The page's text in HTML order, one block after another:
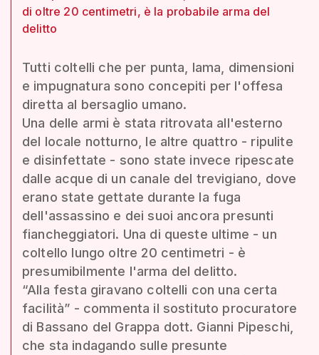
di oltre 20 centimetri, è la probabile arma del
delitto
Tutti coltelli che per punta, lama, dimensioni
e impugnatura sono concepiti per l'offesa
diretta al bersaglio umano.
Una delle armi è stata ritrovata all'esterno
del locale notturno, le altre quattro - ripulite
e disinfettate - sono state invece ripescate
dalle acque di un canale del trevigiano, dove
erano state gettate durante la fuga
dell'assassino e dei suoi ancora presunti
fiancheggiatori. Una di queste ultime - un
coltello lungo oltre 20 centimetri - è
presumibilmente l'arma del delitto.
“Alla festa giravano coltelli con una certa
facilità” - commenta il sostituto procuratore
di Bassano del Grappa dott. Gianni Pipeschi,
che sta indagando sulle presunte